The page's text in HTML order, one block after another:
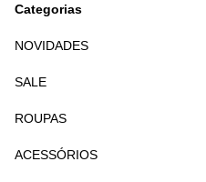
Categorias
NOVIDADES
SALE
ROUPAS
ACESSÓRIOS